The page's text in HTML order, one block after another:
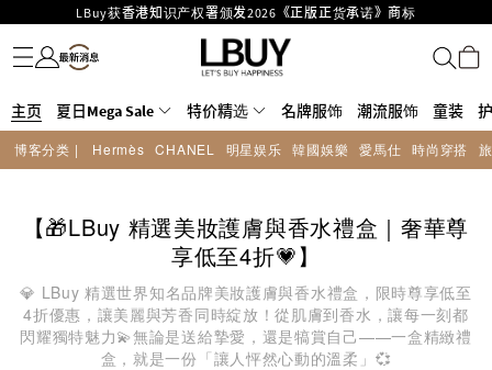
LBuy获香港知识产权署颁发2026《正版正货承诺》商标
LBuy MEGA SALE 精选名牌手袋及小皮具低至6折
Goyard Hobo / Hobo Mini人气限量特别版限时原价低至75折!
LBuy Nintendo Switch / Nintendo Switch 2 正规商品零售店登陆MOKO 4楼
426号铺！
MOKO 1楼175号铺旗舰店特设名牌Hermès、CHANEL及LV专区！
重要通告：银行转帐及转数快付款注意事项
名牌服饰
潮流服饰
童装
护肤美妆
香水香薰
个人护理
母婴护理
游戏及精品玩具
文仪用品
家居生活
电子产品
美食
医药保健
运动与户外用品
主页 夏日Mega Sale 特价精选 名牌服饰 潮流服饰 童装
博客分类 | Hermès CHANEL 明星娱乐 韓國娛樂 愛馬仕 時尚穿搭
【🎁LBuy 精選美妝護膚與香水禮盒｜奢華尊
享低至4折💗】
💎 LBuy 精選世界知名品牌美妝護膚與香水禮盒，限時尊享低至
4折優惠，讓美麗與芳香同時綻放！從肌膚到香水，讓每一刻都
閃耀獨特魅力💫無論是送給摯愛，還是犒賞自己——一盒精緻禮
盒，就是一份「讓人怦然心動的溫柔」💞